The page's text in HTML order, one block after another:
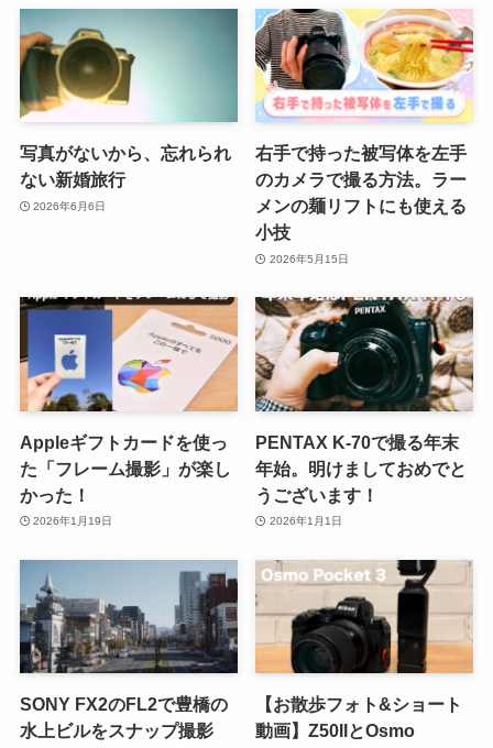
写真がないから、忘れられ
ない新婚旅行
2026年6月6日
右手で持った被写体を左手
のカメラで撮る方法。ラー
メンの麺リフトにも使える
小技
2026年5月15日
Appleギフトカードを使っ
た「フレーム撮影」が楽し
かった！
2026年1月19日
PENTAX K-70で撮る年末
年始。明けましておめでと
うございます！
2026年1月1日
SONY FX2のFL2で豊橋の
水上ビルをスナップ撮影
【お散歩フォト&ショート
動画】Z50IIとOsmo